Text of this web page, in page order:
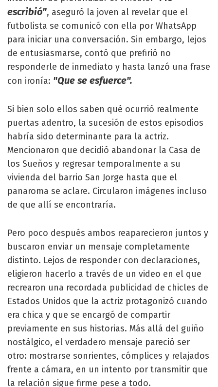
escribió", aseguró la joven al revelar que el
futbolista se comunicó con ella por WhatsApp
para iniciar una conversación. Sin embargo, lejos
de entusiasmarse, contó que prefirió no
responderle de inmediato y hasta lanzó una frase
con ironía: "Que se esfuerce".
Si bien solo ellos saben qué ocurrió realmente
puertas adentro, la sucesión de estos episodios
habría sido determinante para la actriz.
Mencionaron que decidió abandonar la Casa de
los Sueños y regresar temporalmente a su
vivienda del barrio San Jorge hasta que el
panaroma se aclare. Circularon imágenes incluso
de que allí se encontraría.
Pero poco después ambos reaparecieron juntos y
buscaron enviar un mensaje completamente
distinto. Lejos de responder con declaraciones,
eligieron hacerlo a través de un video en el que
recrearon una recordada publicidad de chicles de
Estados Unidos que la actriz protagonizó cuando
era chica y que se encargó de compartir
previamente en sus historias. Más allá del guiño
nostálgico, el verdadero mensaje pareció ser
otro: mostrarse sonrientes, cómplices y relajados
frente a cámara, en un intento por transmitir que
la relación sigue firme pese a todo.